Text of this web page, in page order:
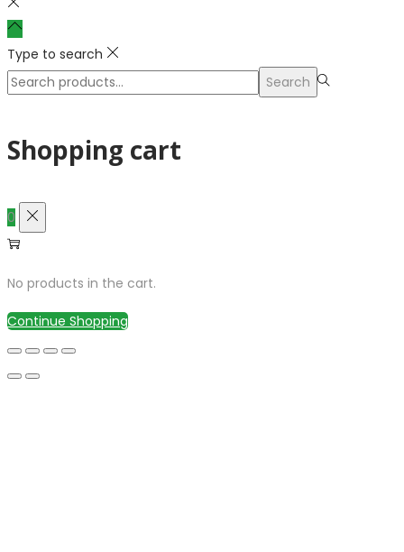
Type to search
Search
Search
Shopping cart
0
No products in the cart.
Continue Shopping